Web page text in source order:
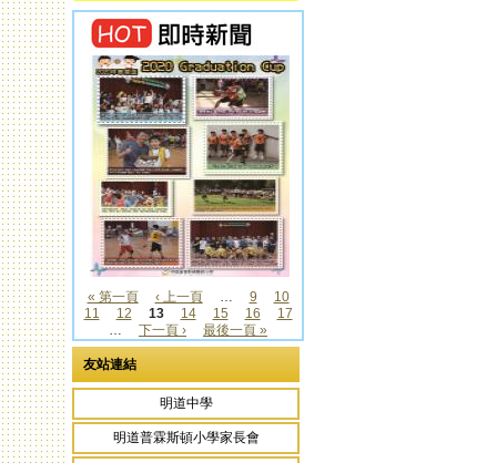
頁面
« 第一頁 ‹ 上一頁 … 9
10
11
12 13 14 15 16
17
…
下一頁 › 最後一頁 »
友站連結
明道中學
明道普霖斯頓小學家長會